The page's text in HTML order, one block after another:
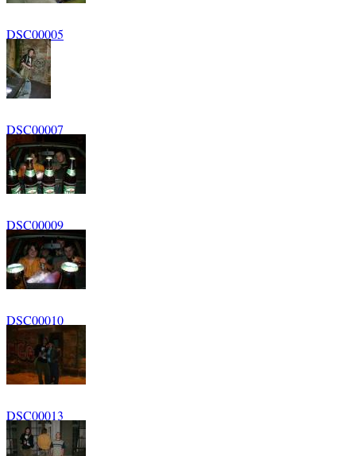
DSC00005
DSC00007
DSC00009
DSC00010
DSC00013